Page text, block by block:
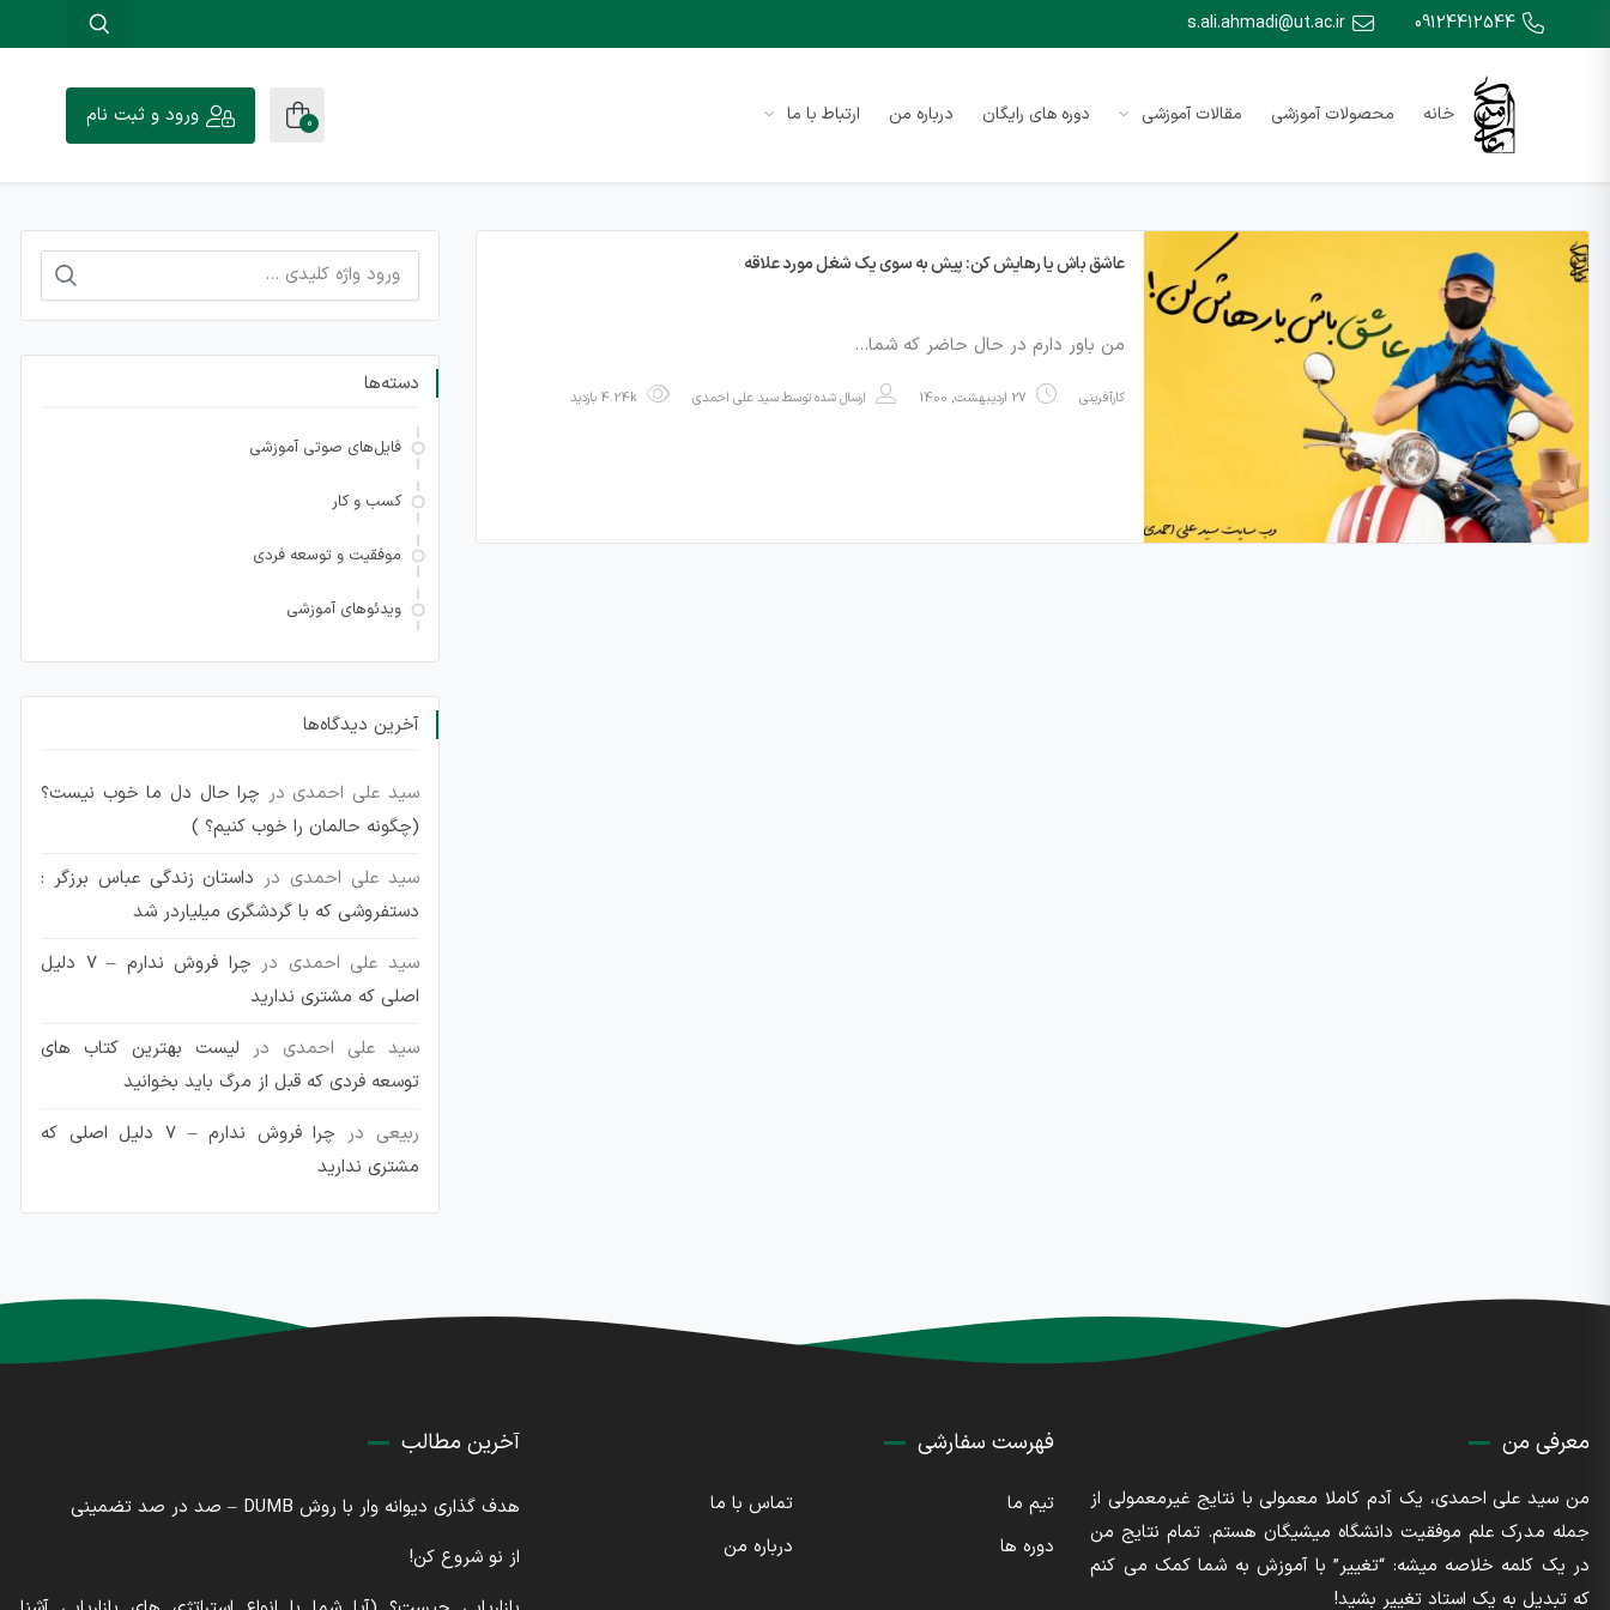
09124412544
s.ali.ahmadi@ut.ac.ir
خانه محصولات آموزشی مقالات آموزشی دوره های رایگان درباره من ارتباط با ما 0 ورود و ثبت نام
عاشق باش یا رهایش کن: پیش به سوی یک شغل مورد علاقه
من باور دارم در حال حاضر که شما…
کارآفرینی 27 اردیبهشت, 1400 ارسال شده توسطسید علی احمدی 4.24k بازدید
جستجو
برای:
دسته‌ها
فایل‌های صوتی آموزشی
کسب و کار
موفقیت و توسعه فردی
ویدئوهای آموزشی
آخرین دیدگاه‌ها
سید علی احمدی در چرا حال دل ما خوب نیست؟
(چگونه حالمان را خوب کنیم؟ )
سید علی احمدی در داستان زندگی عباس برزگر :
دستفروشی که با گردشگری میلیاردر شد
سید علی احمدی در
چرا فروش ندارم – 7 دلیل
اصلی که مشتری ندارید
سید علی احمدی در لیست بهترین کتاب های
توسعه فردی که قبل از مرگ باید بخوانید
ربیعی در
چرا فروش ندارم – 7 دلیل اصلی که
مشتری ندارید
معرفی من
من سید علی احمدی، یک آدم کاملا معمولی با نتایج غیرمعمولی از
جمله مدرک علم موفقیت دانشگاه میشیگان هستم. تمام نتایج من
در یک کلمه خلاصه میشه: “تغییر” با آموزش به شما کمک می کنم
که تبدیل به یک استاد تغییر بشید!
فهرست سفارشی
تیم ما
تماس با ما
دوره ها
درباره من
آخرین مطالب
هدف گذاری دیوانه وار با روش DUMB – صد در صد تضمینی
از نو شروع کن!